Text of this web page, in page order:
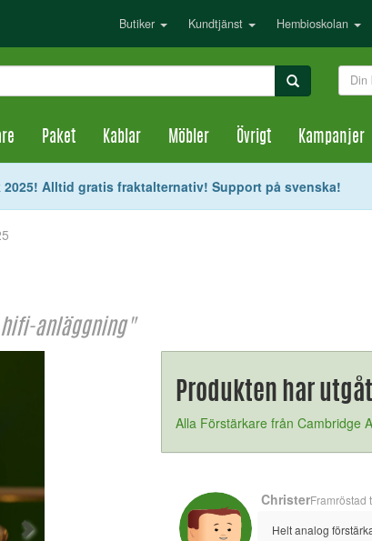
Butiker Kundtjänst Hembioskolan
Din
Paket Kablar Möbler Övrigt Kampanjer
Alltid gratis fraktalternativ! Support på svenska!
anläggning"
Produkten har
Alla Förstärkare från Cambridge
ChristerFramröstad
Helt analog